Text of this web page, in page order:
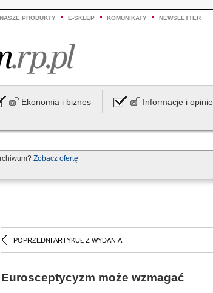
PRODUKTY E-SKLEP KOMUNIKATY NEWSLETTER
Ekonomia i biznes Informacje i opinie
Zobacz ofertę
POPRZEDNI ARTYKUŁ Z WYDANIA
Eurosceptycyzm może wzmagać